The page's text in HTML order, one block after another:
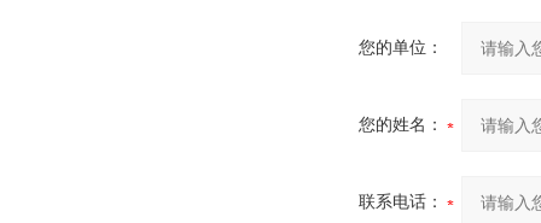
您的单位：
您的姓名：
联系电话：